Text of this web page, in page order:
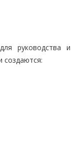
руководства и
создаются: